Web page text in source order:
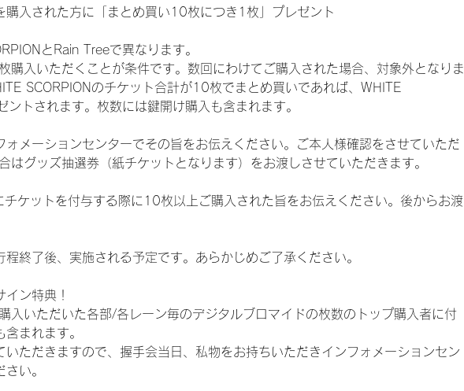
入された方に「まとめ買い10枚につき1枚」プレゼント
とRain Treeで異なります。
購入いただくことが条件です。数回にわけてご購入された場合、対象外となりま
SCORPIONのチケット合計が10枚でまとめ買いであれば、WHITE
ントされます。枚数には鍵開け購入も含まれます。
メーションセンターでその旨をお伝えください。ご本人様確認をさせていただ
はグッズ抽選券（紙チケットとなります）をお渡しさせていただきます。
チケットを付与する際に10枚以上ご購入された旨をお伝えください。後からお渡
終了後、実施される予定です。あらかじめご了承ください。
ン特典！
入いただいた各部/各レーン毎のデジタルブロマイドの枚数のトップ購入者に付
まれます。
ただきますので、握手会当日、私物をお持ちいただきインフォメーションセン
い。